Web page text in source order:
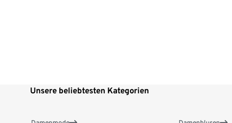
Unsere beliebtesten Kategorien